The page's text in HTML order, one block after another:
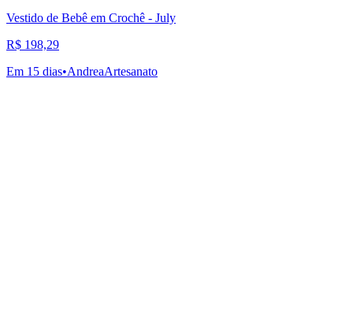
Vestido de Bebê em Crochê - July
R$ 198,29
Em 15 dias•AndreaArtesanato